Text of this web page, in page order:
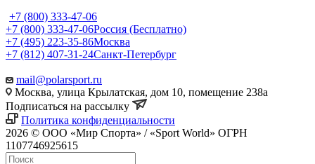
+7 (800) 333-47-06
+7 (800) 333-47-06Россия (Бесплатно)
+7 (495) 223-35-86Москва
+7 (812) 407-31-24Санкт-Петербург
mail@polarsport.ru
Москва, улица Крылатская, дом 10, помещение 238а
Подписаться на рассылку
Политика конфиденциальности
2026 © ООО «Мир Спорта» / «Sport World» ОГРН
1107746925615